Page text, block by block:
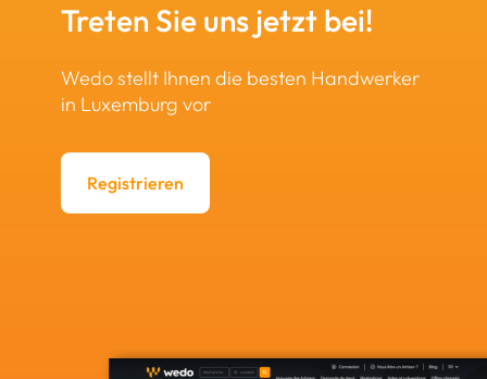
Treten Sie uns jetzt bei!
Wedo stellt Ihnen die besten Handwerker
in Luxemburg vor
Registrieren